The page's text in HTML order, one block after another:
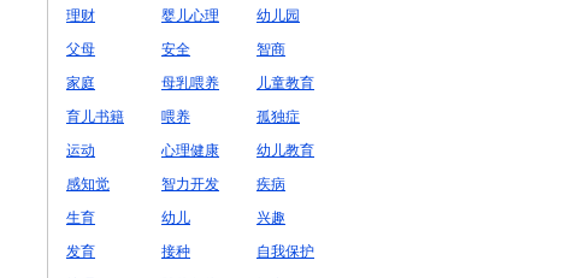
理财
婴儿心理
幼儿园
父母
安全
智商
家庭
母乳喂养
儿童教育
育儿书籍
喂养
孤独症
运动
心理健康
幼儿教育
感知觉
智力开发
疾病
生育
幼儿
兴趣
发育
接种
自我保护